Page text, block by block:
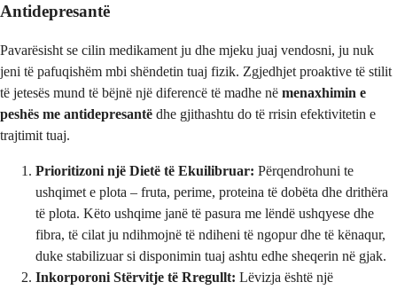
Antidepresantë
Pavarësisht se cilin medikament ju dhe mjeku juaj vendosni, ju nuk
jeni të pafuqishëm mbi shëndetin tuaj fizik. Zgjedhjet proaktive të stilit
të jetesës mund të bëjnë një diferencë të madhe në menaxhimin e
peshës me antidepresantë dhe gjithashtu do të rrisin efektivitetin e
trajtimit tuaj.
Prioritizoni një Dietë të Ekuilibruar: Përqendrohuni te
ushqimet e plota – fruta, perime, proteina të dobëta dhe drithëra
të plota. Këto ushqime janë të pasura me lëndë ushqyese dhe
fibra, të cilat ju ndihmojnë të ndiheni të ngopur dhe të kënaqur,
duke stabilizuar si disponimin tuaj ashtu edhe sheqerin në gjak.
Inkorporoni Stërvitje të Rregullt: Lëvizja është një